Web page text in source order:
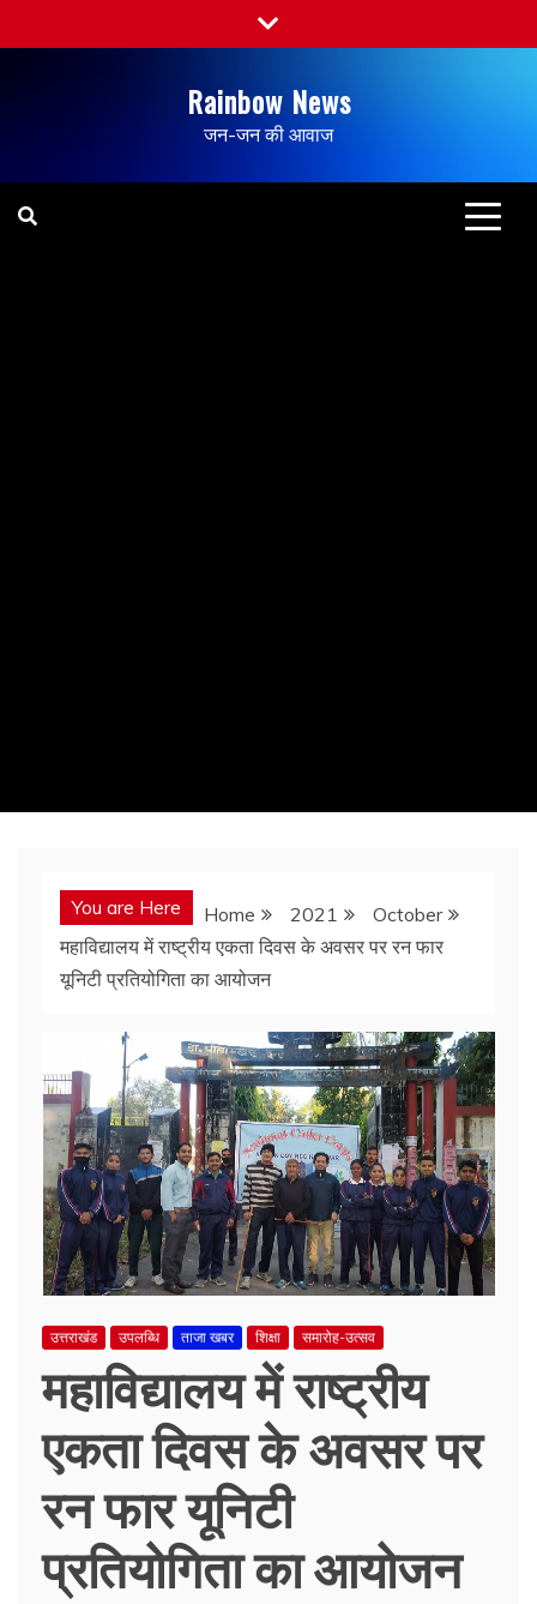
Rainbow News
जन-जन की आवाज
You are Here Home 2021
October
महाविद्यालय में राष्ट्रीय एकता दिवस के अवसर पर रन फार
यूनिटी प्रतियोगिता का आयोजन
उत्तराखंड उपलब्धि ताजा खबर शिक्षा समारोह-उत्सव
महाविद्यालय में राष्ट्रीय
एकता दिवस के अवसर पर
रन फार यूनिटी
प्रतियोगिता का आयोजन